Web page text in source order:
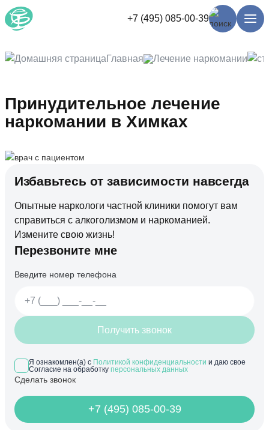
+7 (495) 085-00-39
Главная Лечение наркомании
Принудительное лечение
наркомании в Химках
Избавьтесь от зависимости навсегда
Опытные наркологи частной клиники помогут вам
справиться с алкоголизмом и наркоманией.
Измените свою жизнь!
Перезвоните мне
Введите номер телефона
Получить звонок
Я ознакомлен(а) с Политикой конфиденциальности и даю свое
Согласие на обработку персональных данных
Сделать звонок
+7 (495) 085-00-39